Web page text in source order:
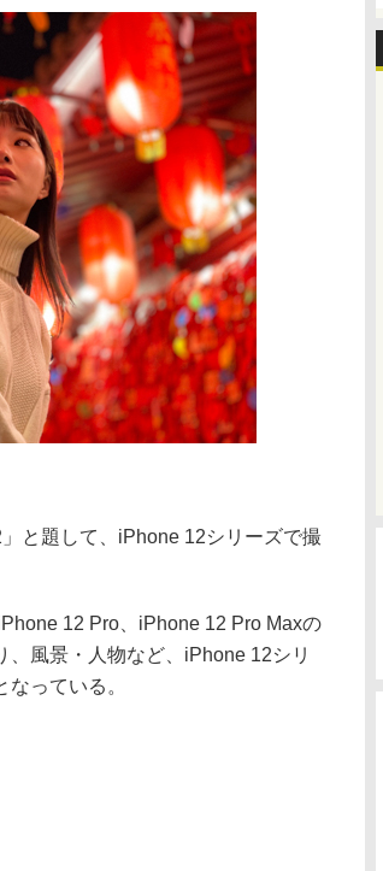
と題して、iPhone 12シリーズで撮
12 Pro、iPhone 12 Pro Maxの
風景・人物など、iPhone 12シリ
っている。